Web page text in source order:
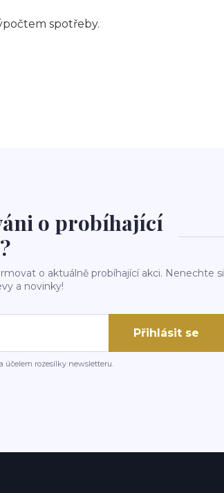
spotřeby.
o probíhající
o aktuálně probíhající akci. Nenechte si
a novinky!
Přihlásit se
účelem rozesílky newsletteru.